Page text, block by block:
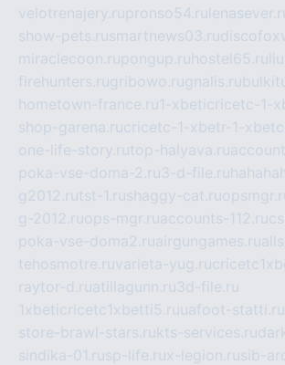
velotrenajery.rupronso54.ru
show-pets.rusmartnews03.ru
miraclecoon.rupongup.ru hostel65.ru
firehunters.rugribowo.rugnalis.ru
hometown-france.ru1-xbeticricetc-1-
shop-garena.rucricetc-1-xbetr-1-
one-life-story.rutop-halyava.ru
poka-vse-doma-2.ru3-d-file.ru
g2012.rutst-1.rushaggy-cat.ru
g-2012.ruops-mgr.ruaccounts-112.ru
poka-vse-doma2.ruairgungames.ru
tehosmotre.ruvarieta-yug.ru
raytor-d.ruatillagunn.ru3d-file.ru
1xbeticricetc1xbetti5.ruuafoot-statti.ru
store-brawl-stars.rukts-services.ru
sindika-01.rusp-life.rux-legion.rusib-